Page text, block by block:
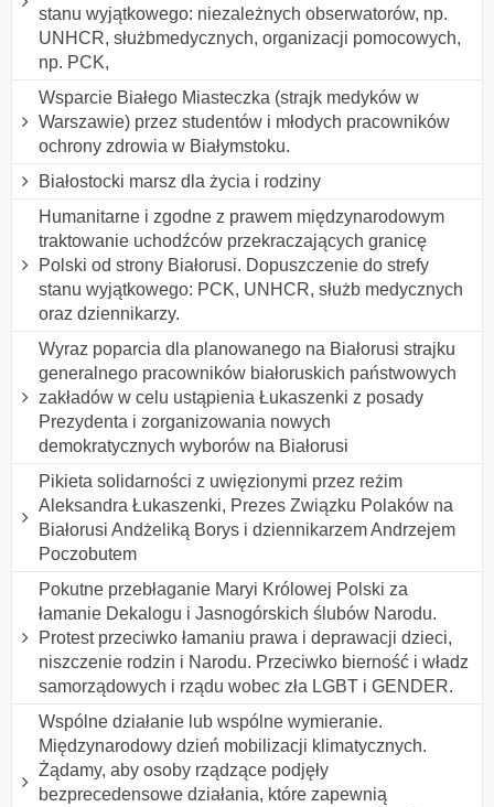
stanu wyjątkowego: niezależnych obserwatorów, np.
UNHCR, służbmedycznych, organizacji pomocowych,
np. PCK,
Wsparcie Białego Miasteczka (strajk medyków w
Warszawie) przez studentów i młodych pracowników
ochrony zdrowia w Białymstoku.
Białostocki marsz dla życia i rodziny
Humanitarne i zgodne z prawem międzynarodowym
traktowanie uchodźców przekraczających granicę
Polski od strony Białorusi. Dopuszczenie do strefy
stanu wyjątkowego: PCK, UNHCR, służb medycznych
oraz dziennikarzy.
Wyraz poparcia dla planowanego na Białorusi strajku
generalnego pracowników białoruskich państwowych
zakładów w celu ustąpienia Łukaszenki z posady
Prezydenta i zorganizowania nowych
demokratycznych wyborów na Białorusi
Pikieta solidarności z uwięzionymi przez reżim
Aleksandra Łukaszenki, Prezes Związku Polaków na
Białorusi Andżeliką Borys i dziennikarzem Andrzejem
Poczobutem
Pokutne przebłaganie Maryi Królowej Polski za
łamanie Dekalogu i Jasnogórskich ślubów Narodu.
Protest przeciwko łamaniu prawa i deprawacji dzieci,
niszczenie rodzin i Narodu. Przeciwko bierność i władz
samorządowych i rządu wobec zła LGBT i GENDER.
Wspólne działanie lub wspólne wymieranie.
Międzynarodowy dzień mobilizacji klimatycznych.
Żądamy, aby osoby rządzące podjęły
bezprecedensowe działania, które zapewnią